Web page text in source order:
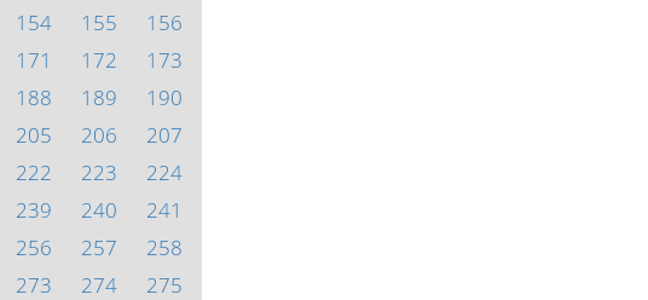
154 155
156
171 172
173
188 189
190
205 206
207
222 223
224
239 240
241
256 257
258
273 274 275